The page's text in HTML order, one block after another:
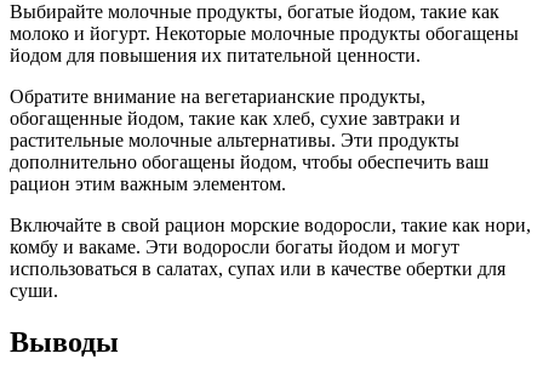
Выбирайте молочные продукты, богатые йодом, такие как
молоко и йогурт. Некоторые молочные продукты обогащены
йодом для повышения их питательной ценности.
Обратите внимание на вегетарианские продукты,
обогащенные йодом, такие как хлеб, сухие завтраки и
растительные молочные альтернативы. Эти продукты
дополнительно обогащены йодом, чтобы обеспечить ваш
рацион этим важным элементом.
Включайте в свой рацион морские водоросли, такие как нори,
комбу и вакаме. Эти водоросли богаты йодом и могут
использоваться в салатах, супах или в качестве обертки для
суши.
Выводы